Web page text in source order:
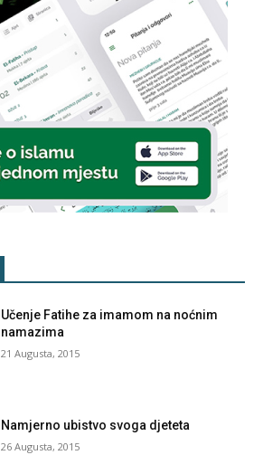
Učenje Fatihe za imamom na noćnim
namazima
21 Augusta, 2015
Namjerno ubistvo svoga djeteta
26 Augusta, 2015